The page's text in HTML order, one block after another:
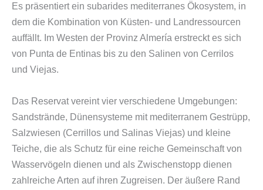
Es präsentiert ein subarides mediterranes Ökosystem, in
dem die Kombination von Küsten- und Landressourcen
auffällt. Im Westen der Provinz Almería erstreckt es sich
von Punta de Entinas bis zu den Salinen von Cerrilos
und Viejas.
Das Reservat vereint vier verschiedene Umgebungen:
Sandstrände, Dünensysteme mit mediterranem Gestrüpp,
Salzwiesen (Cerrillos und Salinas Viejas) und kleine
Teiche, die als Schutz für eine reiche Gemeinschaft von
Wasservögeln dienen und als Zwischenstopp dienen
zahlreiche Arten auf ihren Zugreisen. Der äußere Rand